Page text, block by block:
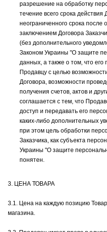
разрешение на обработку
течение всего срока действия
неограниченного срока после
заключением Договора
(без дополнительного
Законом Украины "О защите
данных, а также о том, что
Продавцу с целью
Договора, возможности
получения счетов, актов и
соглашается с тем, что
доступ и передавать его
каких-либо дополнительных
при этом цель обработки
Заказчика, как субъекта
Украины "О защите
понятен.
3. ЦЕНА ТОВАРА
3.1. Цена на каждую позицию
магазина.